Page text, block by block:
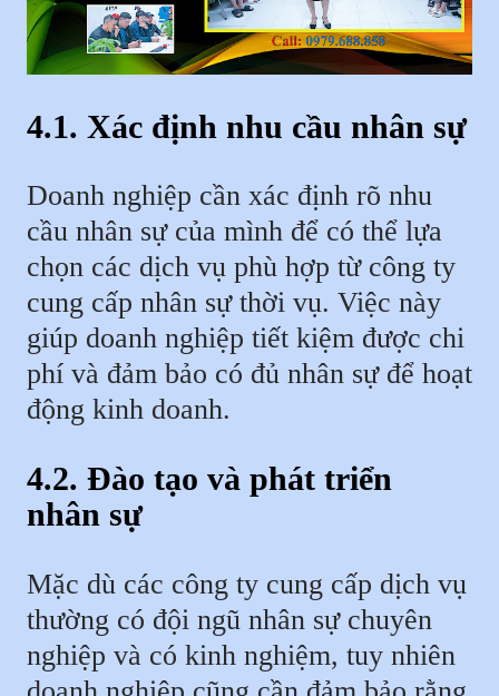
4.1. Xác định nhu cầu nhân sự
Doanh nghiệp cần xác định rõ nhu
cầu nhân sự của mình để có thể lựa
chọn các dịch vụ phù hợp từ công ty
cung cấp nhân sự thời vụ. Việc này
giúp doanh nghiệp tiết kiệm được chi
phí và đảm bảo có đủ nhân sự để hoạt
động kinh doanh.
4.2. Đào tạo và phát triển
nhân sự
Mặc dù các công ty cung cấp dịch vụ
thường có đội ngũ nhân sự chuyên
nghiệp và có kinh nghiệm, tuy nhiên